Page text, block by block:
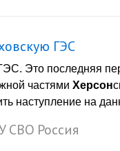
ГЭС
Это последняя
частями Херсон
наступление на
СВО Россия